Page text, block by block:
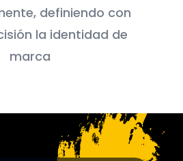
definiendo con
la identidad de
marca